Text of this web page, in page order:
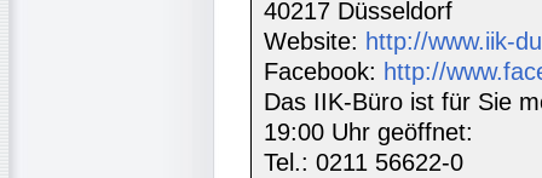
40217 Düsseldorf
Website: http://www.iik-
Facebook: http://
Das IIK-Büro ist für Sie
19:00 Uhr geöffnet:
Tel.: 0211 56622-0